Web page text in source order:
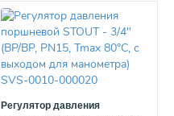
Регулятор давления